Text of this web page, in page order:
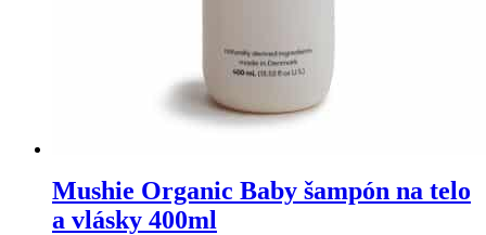
Mushie Organic Baby šampón na telo
a vlásky 400ml